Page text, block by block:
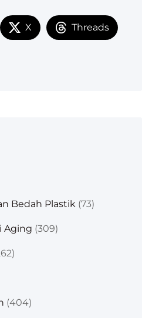
X Threads
Bedah Plastik (73)
Aging (309)
(404)